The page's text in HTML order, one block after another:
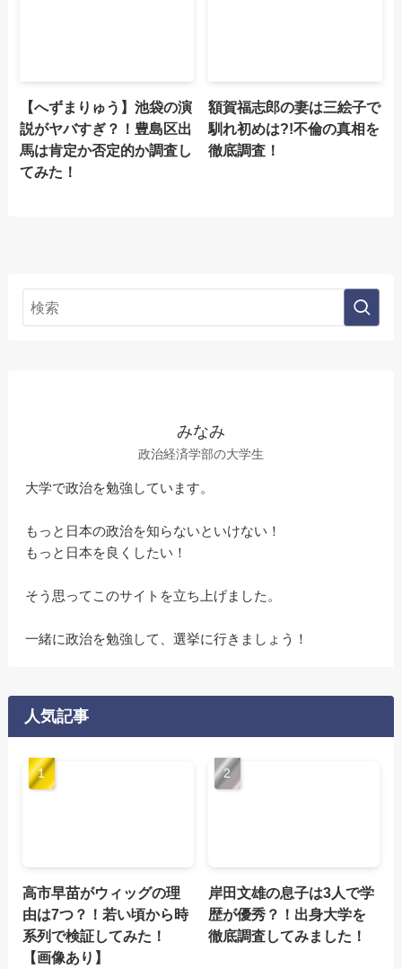
【へずまりゅう】池袋の演
説がヤバすぎ？！豊島区出
馬は肯定か否定的か調査し
てみた！
額賀福志郎の妻は三絵子で
馴れ初めは?!不倫の真相を
徹底調査！
みなみ
政治経済学部の大学生
大学で政治を勉強しています。
もっと日本の政治を知らないといけない！
もっと日本を良くしたい！
そう思ってこのサイトを立ち上げました。
一緒に政治を勉強して、選挙に行きましょう！
人気記事
高市早苗がウィッグの理
由は7つ？！若い頃から時
系列で検証してみた！
【画像あり】
岸田文雄の息子は3人で学
歴が優秀？！出身大学を
徹底調査してみました！